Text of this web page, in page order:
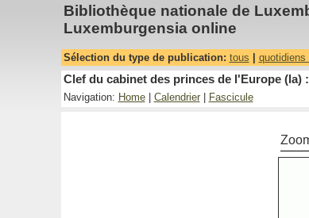
Bibliothèque nationale de
Luxemburgensia online
Sélection du type de publication: tous quotidiens
Clef du cabinet des princes de l'Europe (la)
Navigation: Home| Calendrier| Fascicule